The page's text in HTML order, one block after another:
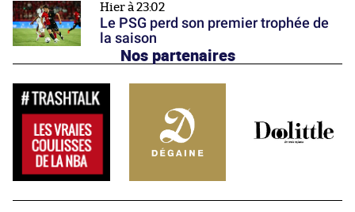
Hier à 23:02
Le PSG perd son premier trophée de
la saison
Nos partenaires